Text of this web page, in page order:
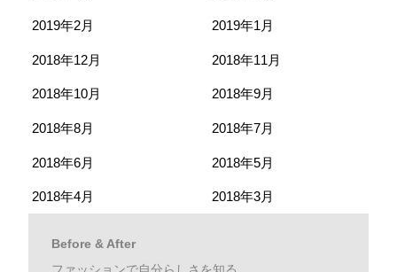
2019年2月 2019年1月
2018年12月 2018年11月
2018年10月 2018年9月
2018年8月 2018年7月
2018年6月 2018年5月
2018年4月 2018年3月
Before & After